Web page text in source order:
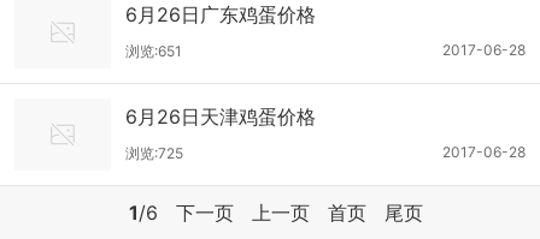
6月26日广东鸡蛋价格
2017-06-28
浏览:651
6月26日天津鸡蛋价格
2017-06-28
浏览:725
1/6 下一页 上一页 首页 尾页